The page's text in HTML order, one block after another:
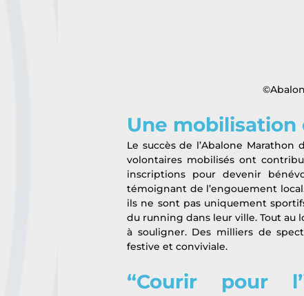
Une
Le succès de l’Abalone Marathon
volontaires mobilisés ont
inscriptions pour devenir
témoignant de l’engouement
ils ne sont pas uniquement
du running dans leur ville. Tout au
à souligner. Des milliers de
festive et conviviale.
“Courir pour